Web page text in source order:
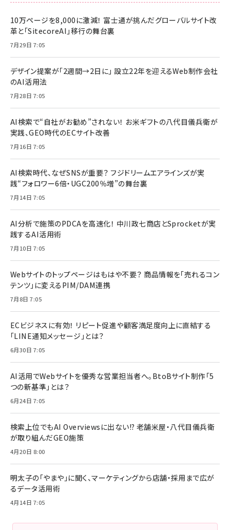
10万ページを8,000に激減！ 富士通が挑んだグローバルサイト改
革と「SitecoreAI」移行の舞台裏
7月29日 7:05
デザイン提案が「2週間→2日に」 設立22年を迎えるWeb制作会社
のAI活用法
7月28日 7:05
AI検索で“自社がお勧め”されない！ お米ギフトの八代目儀兵衛が
実践、GEO時代のECサイト改善
7月16日 7:05
AI検索時代、なぜSNSが重要？ フジドリームエアラインズが実
践“フォロワー6倍・UGC200％増”の舞台裏
7月14日 7:05
AI分析で施策のPDCAを高速化！ 中川政七商店とSprocketが実
践するAI活用術
7月10日 7:05
Webサイトのトップページはもはや不要？ 商品情報を「売れるコン
テンツ」に変えるPIM/DAM連携
7月8日 7:05
ECビジネスに有効！ リピート促進や顧客満足度向上に直結する
「LINE通知メッセージ」とは？
6月30日 7:05
AI活用でWebサイトを優秀な営業担当者へ。BtoBサイト制作「5
つの新基準」とは？
6月24日 7:05
検索上位でもAI Overviewsに出ない!? 老舗米屋・八代目儀兵衛
が取り組んだGEO施策
4月20日 8:00
明太子の「やまや」に聞く、マーケティングから店舗・採用まで広が
るデータ活用術
4月14日 7:05